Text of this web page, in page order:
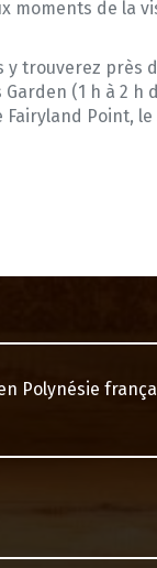
moments de la
y trouverez près
(1 h à 2 h
Point, le
Polynésie